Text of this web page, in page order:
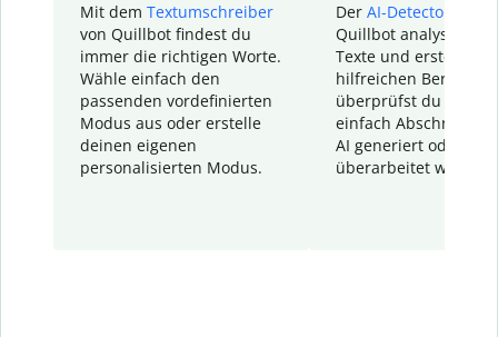
Mit dem Textumschreiber
von Quillbot findest du
immer die richtigen Worte.
Wähle einfach den
passenden vordefinierten
Modus aus oder erstelle
deinen eigenen
personalisierten Modus.
Der AI-Detector
Quillbot analysiert
Texte und erstellt
hilfreichen Bericht.
überprüfst du
einfach Abschnitte,
AI generiert oder
überarbeitet wurden.